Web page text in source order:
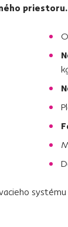
priestoru.
systému